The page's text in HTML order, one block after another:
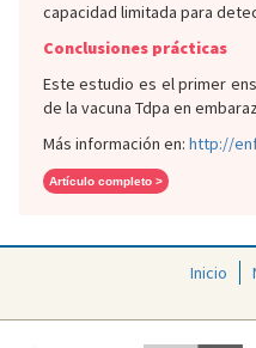
capacidad limitada para
Conclusiones prácticas
Este estudio es el primer
de la vacuna Tdpa en
Más información en: http://
Artículo completo >
Inicio